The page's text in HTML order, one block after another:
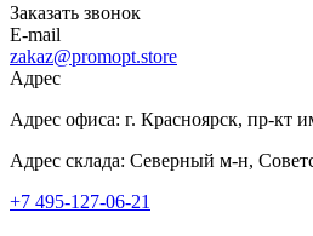
Заказать звонок
E-mail
zakaz@promopt.store
Адрес
Адрес офиса: г. Красноярск, пр-кт
Адрес склада: Северный м-н,
+7 495-127-06-21